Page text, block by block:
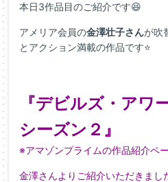
本日3作品目のご紹介です😆
アメリア会員の金澤壮子さんが吹
とアクション満載の作品です⭐
『デビルズ・アワ
シーズン２』
※アマゾンプライムの作品紹介ペ
金澤さんよりご紹介いただきまし